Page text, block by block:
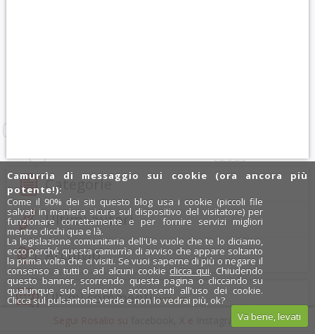
Categorie
Ultimi autori
Archivio
Ultimi commenti(172.602)
x
Instagram
Camurrìa di messaggio sui cookie (ora ancora più
potente!):
Come il 90% dei siti questo blog usa i cookie (piccoli file
salvati in maniera sicura sul dispositivo del visitatore) per
funzionare correttamente e per fornire servizi migliori
mentre clicchi qua e là.
La legislazione comunitaria dell'Ue vuole che te lo diciamo,
ecco perché questa camurrìa di avviso che appare soltanto
la prima volta che ci visiti. Se vuoi saperne di più o negare il
consenso a tutti o ad alcuni cookie clicca qui. Chiudendo
questo banner, scorrendo questa pagina o cliccando su
qualunque suo elemento acconsenti all'uso dei cookie.
Clicca sul pulsantone verde e non lo vedrai più, ok?
Va bene, levati